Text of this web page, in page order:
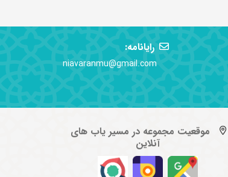
رایانامه:
niavaranmu@gmail.com
موقعیت مجموعه در مسیر یاب های
آنلاین